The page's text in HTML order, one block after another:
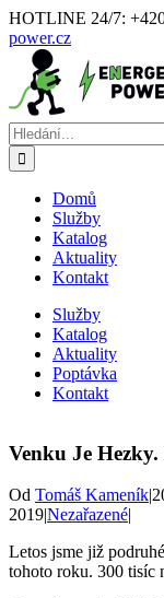
Přeskočit
na
obsah
HOTLINE 24/7:
power.cz
Facebook
Instagram
Hledat:
Domů
Služby
Katalog
Aktuality
Kontakt
Služby
Katalog
Aktuality
Poptávka
Kontakt
Venku Je
Od Tomáš Kameník|
2019|Nezařazené|
Letos jsme již
tohoto roku. 300 tisíc